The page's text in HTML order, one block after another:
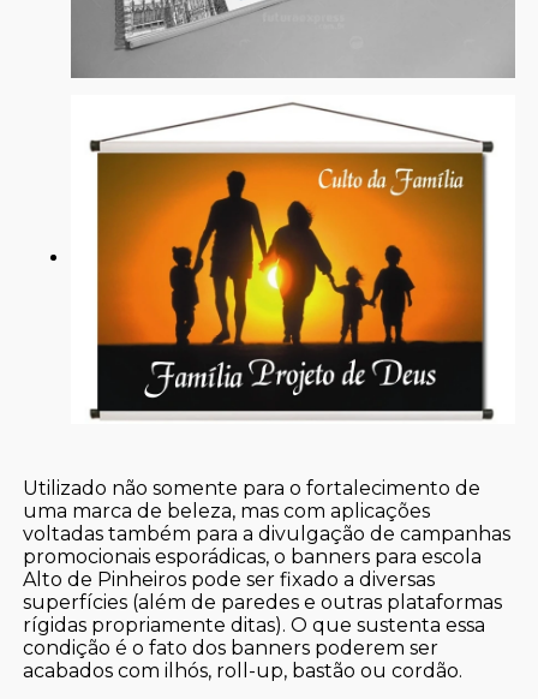
Utilizado não somente para o fortalecimento de
uma marca de beleza, mas com aplicações
voltadas também para a divulgação de campanhas
promocionais esporádicas, o banners para escola
Alto de Pinheiros pode ser fixado a diversas
superfícies (além de paredes e outras plataformas
rígidas propriamente ditas). O que sustenta essa
condição é o fato dos banners poderem ser
acabados com ilhós, roll-up, bastão ou cordão.